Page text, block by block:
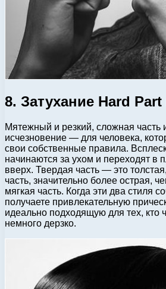
8. Затухание Hard
Мятежный и резкий, сложная часть
исчезновение — для человека,
свои собственные правила.
начинаются за ухом и переходят в
вверх. Твердая часть — это
часть, значительно более острая,
мягкая часть. Когда эти два стиля
получаете привлекательную
идеально подходящую для тех, кто
немного дерзко.